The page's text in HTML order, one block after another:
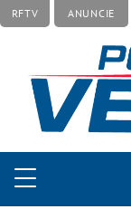
RFTV ANUNCIE